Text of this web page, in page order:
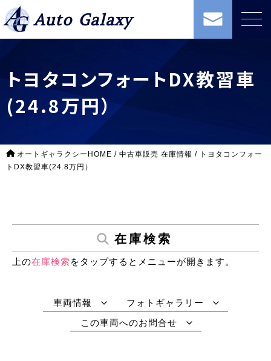
Auto Galaxy
トヨタコンフォートDX教習車
(24.8万円）
オートギャラクシーHOME / 中古車販売 在庫情報 / トヨタコンフォー
トDX教習車(24.8万円）
在庫検索
上の在庫検索をタップするとメニューが開きます。
車両情報
フォトギャラリー
この車両へのお問合せ